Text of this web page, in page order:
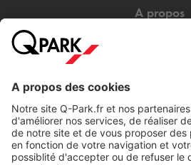
A propos
Nos services